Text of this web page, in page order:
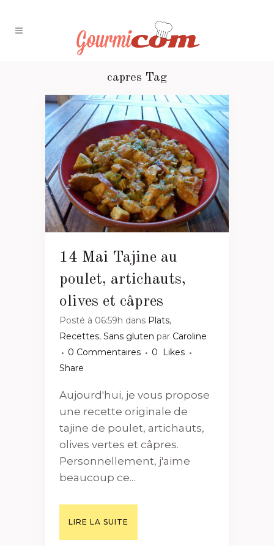
capres Tag
14 Mai Tajine au
poulet, artichauts,
olives et câpres
Posté à 06:59h dans Plats,
Recettes, Sans gluten par Caroline
0 Commentaires
0
Likes
Share
Aujourd'hui, je vous propose
une recette originale de
tajine de poulet, artichauts,
olives vertes et câpres.
Personnellement, j'aime
beaucoup ce...
LIRE LA SUITE